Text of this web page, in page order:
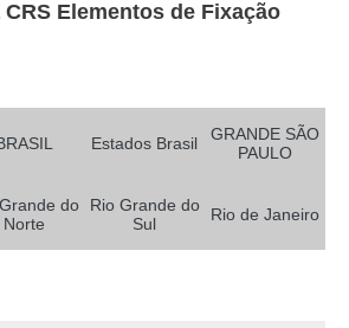
Elementos de Fixação
Estados Brasil
GRANDE SÃO
PAULO
do
Norte
Rio Grande do
Sul
Rio de Janeiro